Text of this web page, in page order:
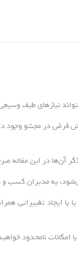
نیازهای طیف
در مجنتو وجود
به مدیران کسب
تغییراتی
امکانات نامحدود